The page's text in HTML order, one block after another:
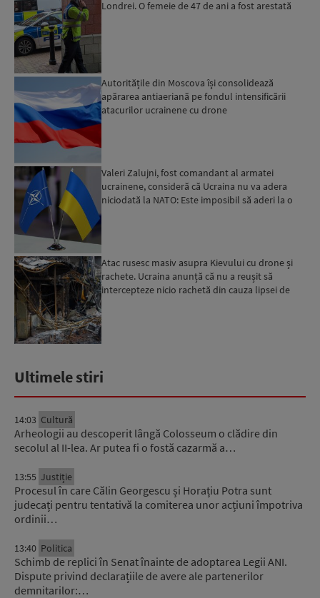
Londrei. O femeie de 47 de ani a fost arestată
Autoritățile din Moscova își consolidează
apărarea antiaeriană pe fondul intensificării
atacurilor ucrainene cu drone
Valeri Zalujni, fost comandant al armatei
ucrainene, consideră că Ucraina nu va adera
niciodată la NATO: Este imposibil să aderi la o
Atac rusesc masiv asupra Kievului cu drone și
rachete. Ucraina anunță că nu a reușit să
intercepteze nicio rachetă din cauza lipsei de
Ultimele stiri
14:03 Cultură
Arheologii au descoperit lângă Colosseum o clădire din
secolul al II-lea. Ar putea fi o fostă cazarmă a…
13:55 Justiție
Procesul în care Călin Georgescu și Horațiu Potra sunt
judecați pentru tentativă la comiterea unor acțiuni împotriva
ordinii…
13:40 Politica
Schimb de replici în Senat înainte de adoptarea Legii ANI.
Dispute privind declarațiile de avere ale partenerilor
demnitarilor:…